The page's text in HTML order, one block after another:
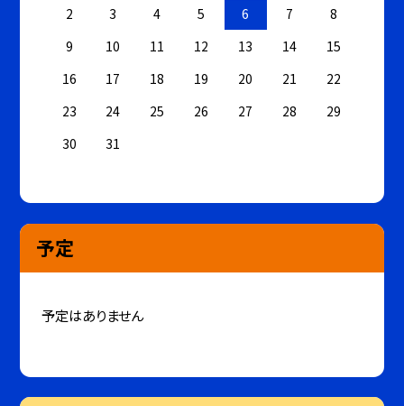
2
3 4 5 6 7
8
9
10 11 12 13 14
15
16
17 18 19 20 21
22
23
24 25 26 27 28
29
30
31
予定
予定はありません